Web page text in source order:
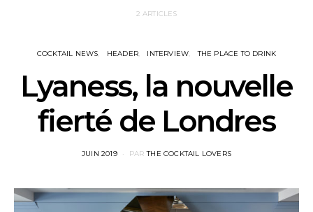
2 ARTICLES
COCKTAIL NEWS HEADER INTERVIEW THE PLACE TO DRINK
Lyaness, la nouvelle
fierté de Londres
POSTED
JUIN 2019 PAR THE COCKTAIL LOVERS